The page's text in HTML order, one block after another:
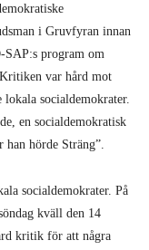
i Gruvfyran innan
program om
var hård mot
socialdemokrater.
en socialdemokratisk
hörde Sträng”.
socialdemokrater. På
kväll den 14
kritik för att några